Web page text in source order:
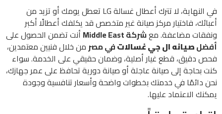
في النهاية، لا تترك أعطال غسالة LG تعطل يومك أو تزيد من
أعبائك، فاختيار مركز صيانة غير متخصص قد يكلفك أعطالًا أكبر
ونفقات مضاعفة. معشركة Middle East
أنت تضمن الحصول على
أفضلصيانه ال جي غسالاتفي مصر من خلال فنيين معتمدين،
فحص دقيق، قطع غيار أصلية، وضمان حقيقي على الخدمة. سواء
كنت بحاجة إلى صيانة عاجلة أو صيانة دورية تحافظ على عمر جهازك،
نحن دائمًا في خدمتك بخطوات واضحة وأسعار تنافسية وجودة
يمكنك الاعتماد عليها.